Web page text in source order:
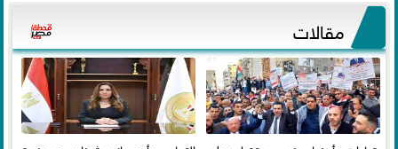
مقالات